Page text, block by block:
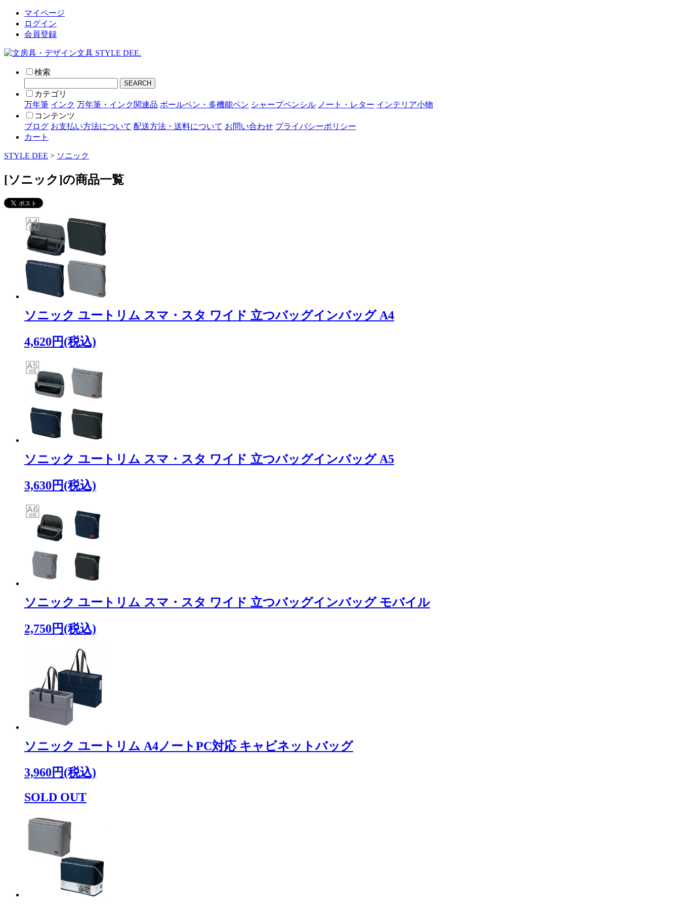
マイページ
ログイン
会員登録
検索
SEARCH
カテゴリ
万年筆 インク 万年筆・インク関連品 ボールペン・多機能ペン シャープペンシル ノート・レター インテリア小物
コンテンツ
ブログ お支払い方法について 配送方法・送料について お問い合わせ プライバシーポリシー
カート
STYLE DEE > ソニック
[ソニック]の商品一覧
ソニック ユートリム スマ・スタ ワイド 立つバッグインバッグ A4
4,620円(税込)
ソニック ユートリム スマ・スタ ワイド 立つバッグインバッグ A5
3,630円(税込)
ソニック ユートリム スマ・スタ ワイド 立つバッグインバッグ モバイル
2,750円(税込)
ソニック ユートリム A4ノートPC対応 キャビネットバッグ
3,960円(税込)
SOLD OUT